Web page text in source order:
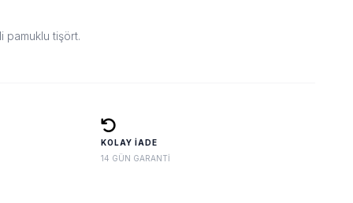
pamuklu tişört.
KOLAY İADE
14 GÜN GARANTI